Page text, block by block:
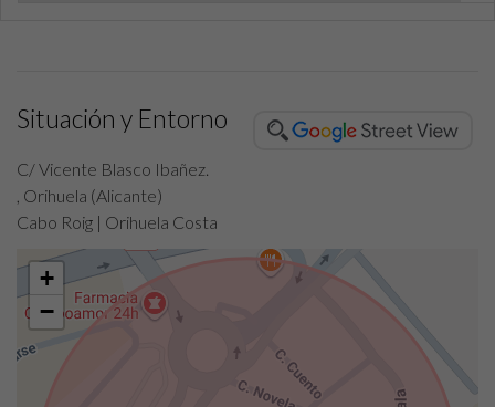
Situación y Entorno
C/ Vicente Blasco Ibañez.
, Orihuela (Alicante)
Cabo Roig | Orihuela Costa
+
−